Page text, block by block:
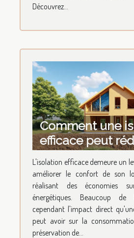
Découvrez...
Comment une
efficace peut
votre facture
énergétique ?
L'isolation efficace demeure un
améliorer le confort de son
réalisant des économies
énergétiques. Beaucoup de
cependant l'impact direct
peut avoir sur la
préservation de...